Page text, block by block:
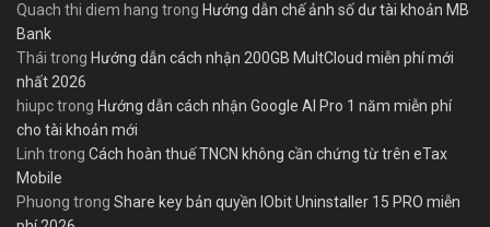
Quach thi diem hang trong Hướng dẫn chế ảnh số dư tài khoản MB
Bank
Thái trong Hướng dẫn cách nhận 200GB MultCloud miễn phí mới
nhất 2026
hiupctrong Hướng dẫn cách nhận Google AI Pro 1 năm miễn phí
cho tài khoản mới
Linh trong Cách hoàn thuế TNCN không cần chứng từ trên eTax
Mobile
Phuong trong Share key bản quyền IObit Uninstaller 15 PRO miễn